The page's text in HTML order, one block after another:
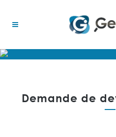
Demande de